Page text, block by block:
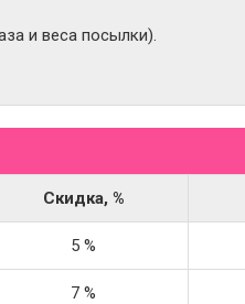
и веса посылки).
Скидка, %
5 %
7 %